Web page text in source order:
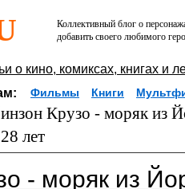
Коллективный блог о
добавить своего любимого
о кино, комиксах, книгах и
Фильмы Книги
Крузо - моряк из
лет
- моряк из